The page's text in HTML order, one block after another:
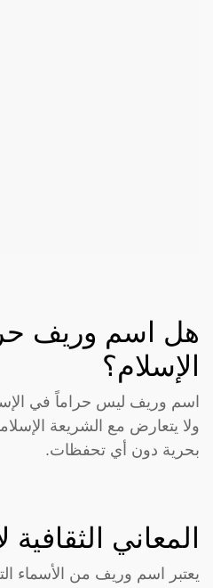
هل اسم وريف
الإسلام؟
اسم وريف ليس حراماً في
ولا يتعارض مع الشريعة
بحرية دون أي تحفظات.
المعاني
يعتبر اسم وريف من الأسماء